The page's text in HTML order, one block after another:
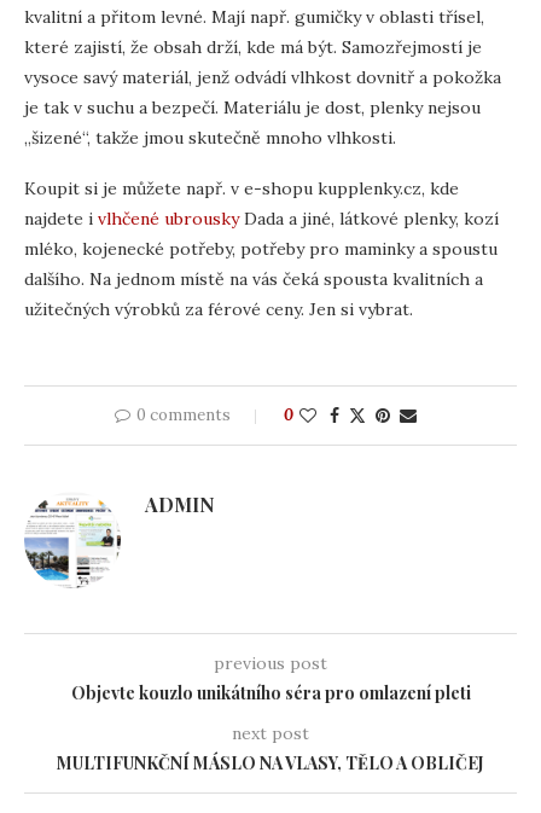
kvalitní a přitom levné. Mají např. gumičky v oblasti třísel,
které zajistí, že obsah drží, kde má být. Samozřejmostí je
vysoce savý materiál, jenž odvádí vlhkost dovnitř a pokožka
je tak v suchu a bezpečí. Materiálu je dost, plenky nejsou
„šizené“, takže jmou skutečně mnoho vlhkosti.
Koupit si je můžete např. v e-shopu kupplenky.cz, kde
najdete i vlhčené ubrouskyDada a jiné, látkové plenky, kozí
mléko, kojenecké potřeby, potřeby pro maminky a spoustu
dalšího. Na jednom místě na vás čeká spousta kvalitních a
užitečných výrobků za férové ceny. Jen si vybrat.
0 comments 0
ADMIN
previous post
Objevte kouzlo unikátního séra pro omlazení pleti
next post
MULTIFUNKČNÍ MÁSLO NA VLASY, TĚLO A OBLIČEJ